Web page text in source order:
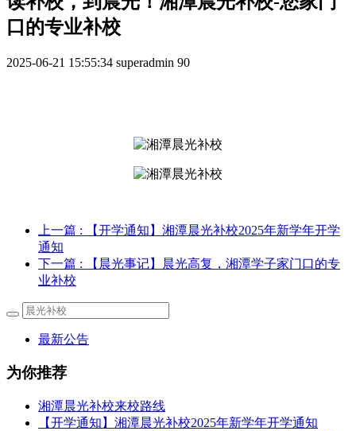
口的专业补校
2025-06-21 15:55:34 superadmin 90
上一篇 : 【开学通知】湘潭晨光补校2025年新学年开学
通知
下一篇 : 【晨光事记】晨光高复，湘潭学子家门口的专
业补校
最新公告
为你推荐
湘潭晨光补校来校路线
【开学通知】湘潭晨光补校2025年新学年开学通知